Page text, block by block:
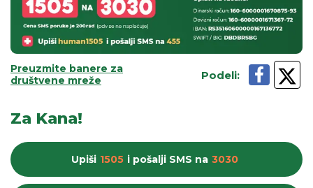
Preuzmite banere za
društvene mreže
Podeli:
Za Kana!
Upiši 1505 i pošalji SMS na 3030